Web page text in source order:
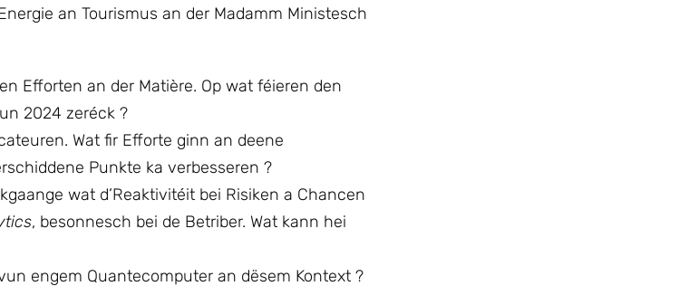
an Tourismus an der Madamm Ministesch
Efforten an der Matière. Op wat féieren den
2024 zeréck ?
Wat fir Efforte ginn an deene
Punkte ka verbesseren ?
wat d’Reaktivitéit bei Risiken a Chancen
, besonnesch bei de Betriber. Wat kann hei
engem Quantecomputer an dësem Kontext ?